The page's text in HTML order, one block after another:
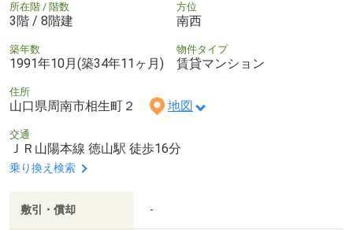
所在階 / 階数
3階 / 8階建
方位
南西
築年数
1991年10月(築34年11ヶ月)
物件タイプ
賃貸マンション
住所
山口県周南市相生町２ 地図
交通
ＪＲ山陽本線 徳山駅 徒歩16分
乗り換え検索
敷引・償却 -